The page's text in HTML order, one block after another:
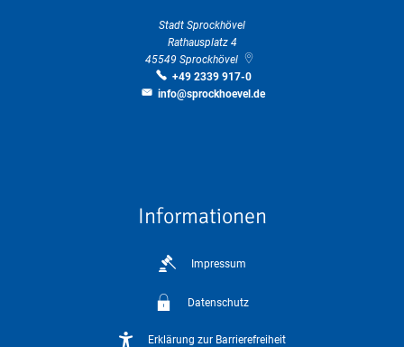
Stadt Sprockhövel
Rathausplatz 4
45549 Sprockhövel
+49 2339 917-0
info@sprockhoevel.de
Informationen
Impressum
Datenschutz
Erklärung zur Barrierefreiheit